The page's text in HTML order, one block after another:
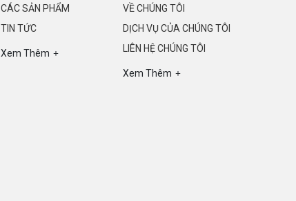
CÁC SẢN PHẨM
TIN TỨC
Xem Thêm
VỀ CHÚNG TÔI
DỊCH VỤ CỦA CHÚNG TÔI
LIÊN HỆ CHÚNG TÔI
Xem Thêm